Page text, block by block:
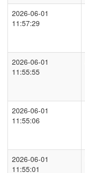
2026-06-01
11:57:29
2026-06-01
11:55:55
2026-06-01
11:55:06
2026-06-01
11:55:01